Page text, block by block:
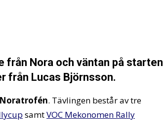
Nora och väntan på starten
från Lucas Björnsson.
Noratrofén. Tävlingen består av tre
samtVOC Mekonomen Rally